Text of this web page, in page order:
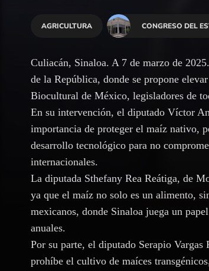
AGRICULTURA CONGRESO DEL
Culiacán, Sinaloa. A 7 de marzo de
de la República, donde se propone
Biocultural de México, legisladores de
En su intervención, el diputado Víctor
importancia de proteger el maíz nativo,
desarrollo tecnológico para no
internacionales.
La diputada Sthefany Rea Reátiga, de
ya que el maíz no solo es un alimento,
mexicanos, donde Sinaloa juega un
anuales.
Por su parte, el diputado Serapio
prohíbe el cultivo de maíces